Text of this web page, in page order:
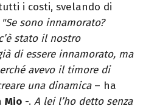
i costi, svelando di
"Se sono innamorato?
stato il nostro
di essere innamorato, ma
avevo il timore di
una dinamica– ha
Mio -. A lei l’ho detto senza